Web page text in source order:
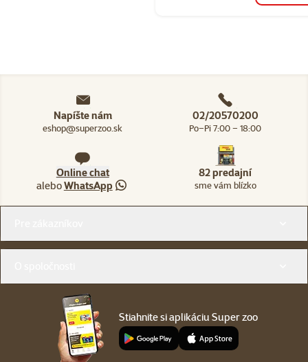
Napíšte nám
eshop@superzoo.sk
02/20570200
Po–Pi 7:00 – 18:00
Online chat
aleboWhatsApp
82 predajní
sme vám blízko
Stiahnite si aplikáciu Super zoo